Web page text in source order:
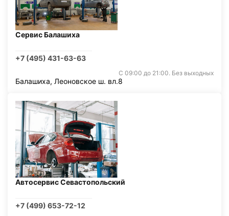
Сервис Балашиха
+7 (495) 431-63-63
С 09:00 до 21:00. Без выходных
Балашиха, Леоновское ш. вл.8
Автосервис Севастопольский
+7 (499) 653-72-12